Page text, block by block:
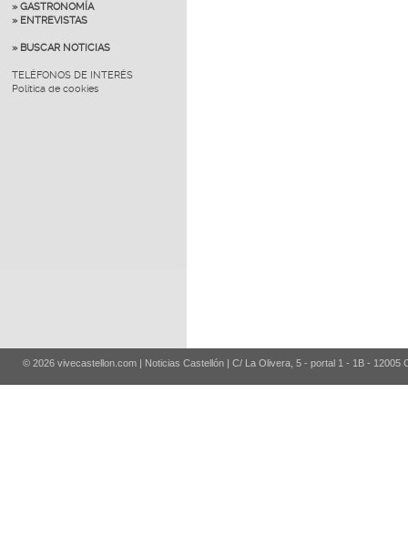
» GASTRONOMÍA
» ENTREVISTAS
» BUSCAR NOTICIAS
TELÉFONOS DE INTERÉS
Política de cookies
© 2026 vivecastellon.com | Noticias Castellón | C/ La Olivera, 5 - portal 1 - 1B - 12005